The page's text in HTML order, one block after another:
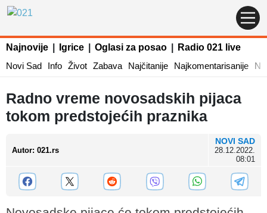
Najnovije Igrice Oglasi za posao
Radio 021 live
Novi Sad
Info Život Zabava Najčitanije Najkomentarisanije
Radno vreme novosadskih pijaca
tokom predstojećih praznika
Autor: 021.rs
NOVI SAD
28.12.2022.
08:01